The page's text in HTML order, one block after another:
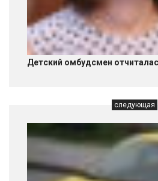
Детский омбудсмен
следующая